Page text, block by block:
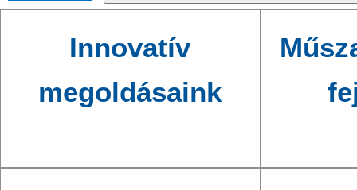
Innovatív
megoldásaink